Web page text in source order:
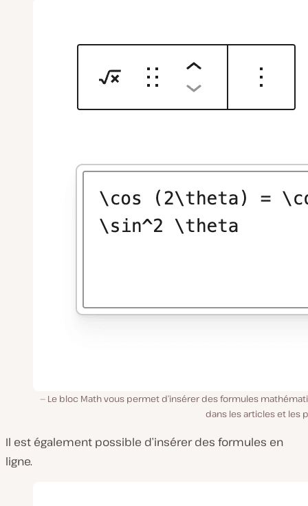
Le bloc Math vous permet d’insérer des formules
dans les articles et les
Il est également possible d’insérer des formules en
ligne.